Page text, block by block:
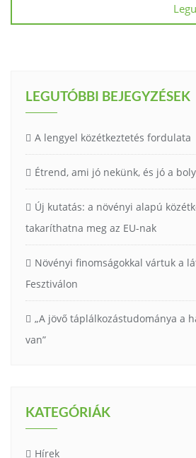
LEGUTÓBBI BEJEGYZÉSEK
A lengyel közétkeztetés fordulata
Étrend, ami jó nekünk, és jó a
Új kutatás: a növényi alapú
takaríthatna meg az EU-nak
Növényi finomságokkal vártuk a
Fesztiválon
„A jövő táplálkozástudománya a
van”
KATEGÓRIÁK
Hírek